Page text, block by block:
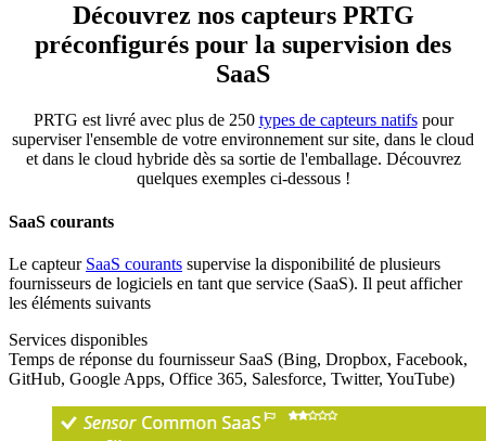
Découvrez nos capteurs PRTG
préconfigurés pour la supervision des
SaaS
PRTG est livré avec plus de 250 types de capteurs natifspour
superviser l'ensemble de votre environnement sur site, dans le cloud
et dans le cloud hybride dès sa sortie de l'emballage. Découvrez
quelques exemples ci-dessous !
SaaS courants
Le capteur SaaS courants supervise la disponibilité de plusieurs
fournisseurs de logiciels en tant que service (SaaS). Il peut afficher
les éléments suivants
Services disponibles
Temps de réponse du fournisseur SaaS (Bing, Dropbox, Facebook,
GitHub, Google Apps, Office 365, Salesforce, Twitter, YouTube)